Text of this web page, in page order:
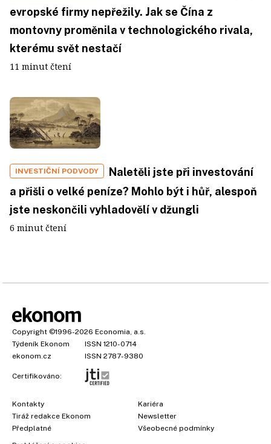
evropské firmy nepřežily. Jak se Čína z
montovny proměnila v technologického rivala,
kterému svět nestačí
11 minut čtení
INVESTIČNÍ PODVODY
Naletěli jste při investování
a přišli o velké peníze? Mohlo být i hůř, alespoň
jste neskončili vyhladovělí v džungli
6 minut čtení
Copyright ©1996-2026 Economia, a.s.
Týdeník Ekonom
ISSN 1210-0714
ekonom.cz
ISSN 2787-9380
Certifikováno:
Kontakty
Tiráž redakce Ekonom
Předplatné
Kariéra
Newsletter
Všeobecné podmínky